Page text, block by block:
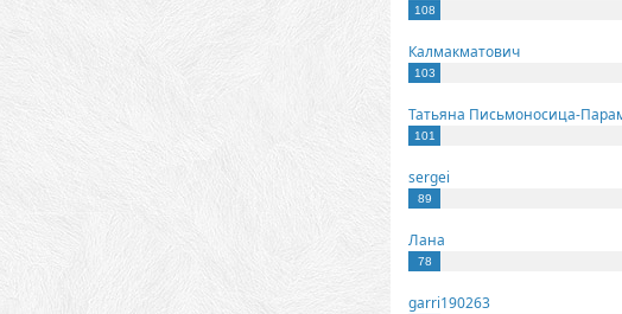
108
Калмакматович
103
101
sergei
89
Лана
78
garri190263